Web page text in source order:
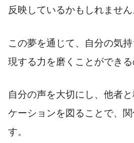
反映しているかもしれません
この夢を通じて、自分の気
現する力を磨くことができる
自分の声を大切にし、他者
ケーションを図ることで、
す。